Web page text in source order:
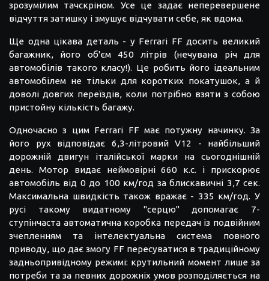
зрозумілим тачскріном. Усе це задає неперевершене
відчуття затишку і змушує відчувати себе, як вдома.
Ще одна цікава деталь - у Ferrari FF досить великий
багажник, його об'єм 450 літрів (нечувана річ для
автомобілів такого класу!). Це робить його ідеальним
автомобілем не тільки для коротких покатушок, а й
доволі довгих переїздів, коли потрібно взяти з собою
пристойну кількість багажу.
Одночасно з цим Ferrari FF має потужну начинку. За
його рух відповідає 6,3-літровий V12 - найбільший
дорожній двигун італійської марки на сьогоднішній
день. Мотор видає неймовірні 660 к.с. і прискорює
автомобіль від 0 до 100 км/год за блискавичні 3,7 сек.
Максимальна швидкість також вражає - 335 км/год. У
русі такому видатному "серцю" допомагає 7-
ступінчаста автоматична коробка передач із подвійним
зчепленням та інтелектуальна система повного
приводу, що дає змогу FF пересуватися в традиційному
задньопривідному режимі: крутильний момент лише за
потреби та за певних дорожніх умов розподіляється на